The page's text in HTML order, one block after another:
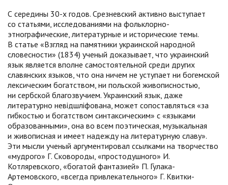
С середины 30-х годов. Срезневский активно выступает
со статьями, исследованиями на фольклорно-
этнографические, литературные и исторические темы.
В статье «Взгляд на памятники украинской народной
словесности» (1834) ученый доказывает, что украинский
язык является вполне самостоятельной среди других
славянских языков, что она ничем не уступает ни богемской
лексическим богатством, ни польской живописностью,
ни сербской благозвучием. Украинский язык, даже
литературно невідшліфована, может сопоставляться «за
гибкостью и богатством синтаксическим» с «языками
образованными», она во всем поэтическая, музыкальная
и живописная и имеет надежду на литературную славу».
Эти мысли ученый аргументировал ссылками на творчество
«мудрого» Г. Сковороды, «простодушного» И.
Котляревского, «богатой фантазией» П. Гулака-
Артемовского, «всегда привлекательного» Г. Квитки-